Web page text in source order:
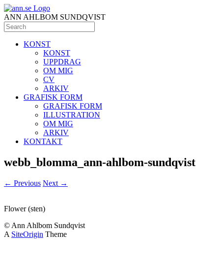
ANN AHLBOM SUNDQVIST
KONST
KONST
UPPDRAG
OM MIG
CV
ARKIV
GRAFISK FORM
GRAFISK FORM
ILLUSTRATION
OM MIG
ARKIV
KONTAKT
webb_blomma_ann-ahlbom-sundqvist
← Previous Next →
Flower (sten)
© Ann Ahlbom Sundqvist
A SiteOrigin Theme